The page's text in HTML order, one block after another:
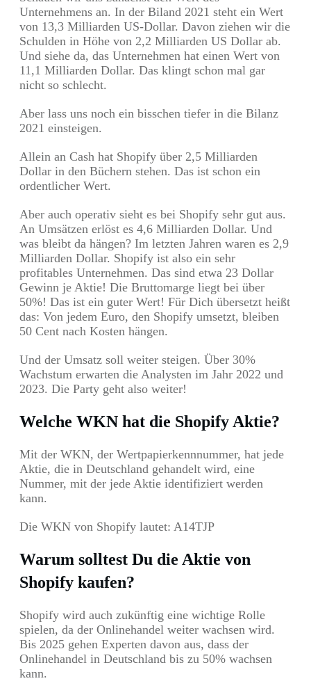
Unternehmens an. In der Biland 2021 steht ein Wert
von 13,3 Milliarden US-Dollar. Davon ziehen wir die
Schulden in Höhe von 2,2 Milliarden US Dollar ab.
Und siehe da, das Unternehmen hat einen Wert von
11,1 Milliarden Dollar. Das klingt schon mal gar
nicht so schlecht.
Aber lass uns noch ein bisschen tiefer in die Bilanz
2021 einsteigen.
Allein an Cash hat Shopify über 2,5 Milliarden
Dollar in den Büchern stehen. Das ist schon ein
ordentlicher Wert.
Aber auch operativ sieht es bei Shopify sehr gut aus.
An Umsätzen erlöst es 4,6 Milliarden Dollar. Und
was bleibt da hängen? Im letzten Jahren waren es 2,9
Milliarden Dollar. Shopify ist also ein sehr
profitables Unternehmen. Das sind etwa 23 Dollar
Gewinn je Aktie! Die Bruttomarge liegt bei über
50%! Das ist ein guter Wert! Für Dich übersetzt heißt
das: Von jedem Euro, den Shopify umsetzt, bleiben
50 Cent nach Kosten hängen.
Und der Umsatz soll weiter steigen. Über 30%
Wachstum erwarten die Analysten im Jahr 2022 und
2023. Die Party geht also weiter!
Welche WKN hat die Shopify Aktie?
Mit der WKN, der Wertpapierkennnummer, hat jede
Aktie, die in Deutschland gehandelt wird, eine
Nummer, mit der jede Aktie identifiziert werden
kann.
Die WKN von Shopify lautet: A14TJP
Warum solltest Du die Aktie von
Shopify kaufen?
Shopify wird auch zukünftig eine wichtige Rolle
spielen, da der Onlinehandel weiter wachsen wird.
Bis 2025 gehen Experten davon aus, dass der
Onlinehandel in Deutschland bis zu 50% wachsen
kann.